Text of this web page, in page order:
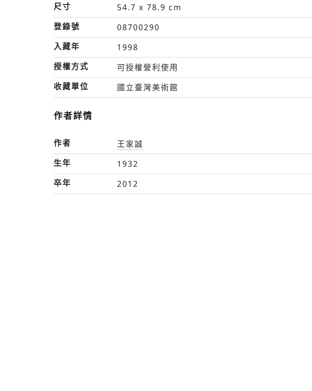
尺寸
54.7 x 78.9 cm
登錄號
08700290
入藏年
1998
授權方式
可授權營利使用
收藏單位
國立臺灣美術館
作者詳情
作者
王家誠
生年
1932
卒年
2012